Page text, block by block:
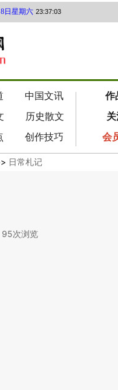
中国文讯
作
历史散文
创作技巧 会
日星期六 23:37:04
日常札记
95次浏览